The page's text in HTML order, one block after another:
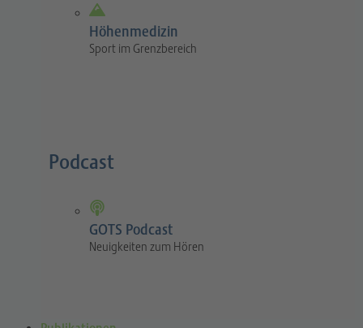
Höhenmedizin
Sport im Grenzbereich
Podcast
GOTS Podcast
Neuigkeiten zum Hören